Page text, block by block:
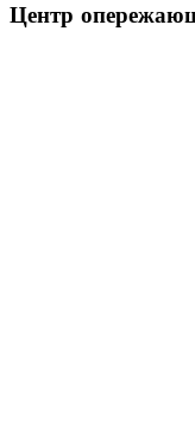
Центр